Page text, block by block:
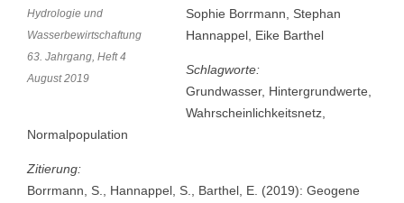
Hydrologie und
Wasserbewirtschaftung
63. Jahrgang, Heft 4
August 2019
Sophie Borrmann, Stephan
Hannappel, Eike Barthel
Schlagworte:
Grundwasser, Hintergrundwerte,
Wahrscheinlichkeitsnetz,
Normalpopulation
Zitierung:
Borrmann, S., Hannappel, S., Barthel, E. (2019): Geogene